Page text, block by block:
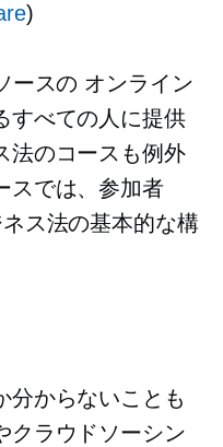
)
ースの オンライン
すべての人に提供
法のコースも例外
スでは、参加者
ネス法の基本的な構
分からないことも
クラウドソーシン